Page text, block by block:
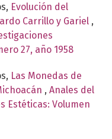
Evolución del
Carrillo y Gariel ,
27, año 1958
Las Monedas de
, Anales del
Estéticas: Volumen